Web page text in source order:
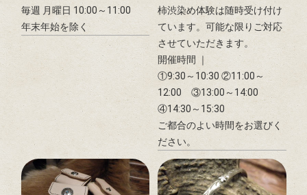
毎週 月曜日 10:00～11:00
年末年始を除く
柿渋染め体験は随時受け付け
ています。​可能な限りご対応
させていただきます。
開催時間 ｜
①9:30～10:30 ②11:00～
12:00 ③13:00～14:00
④14:30～15:30
ご都合のよい時間をお選びく
ださい。